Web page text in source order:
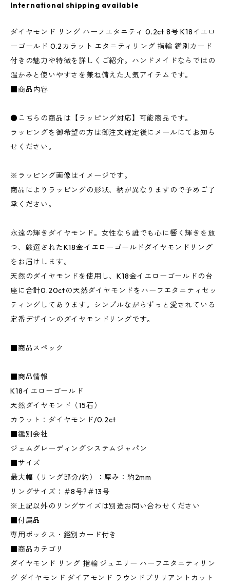
International shipping available
ダイヤモンド リング ハーフエタニティ 0.2ct 8号 K18イエロ
ーゴールド 0.2カラット エタニティリング 指輪 鑑別カード
付きの魅力や特徴を詳しくご紹介。ハンドメイドならではの
温かみと使いやすさを兼ね備えた人気アイテムです。
■商品内容
●こちらの商品は【ラッピング対応】可能商品です。
ラッピングを御希望の方は御注文確定後にメールにてお知ら
せください。
※ラッピング画像はイメージです。
商品によりラッピングの形状、柄が異なりますので予めご了
承ください。
永遠の輝きダイヤモンド。女性なら誰でも心に響く輝きを放
つ、厳選されたK18金イエローゴールドダイヤモンドリング
をお届けします。
天然のダイヤモンドを使用し、K18金イエローゴールドの台
座に合計0.20ctの天然ダイヤモンドをハーフエタニティセッ
ティングしてあります。シンプルながらずっと愛されている
定番デザインのダイヤモンドリングです。
■商品スペック
■商品情報
K18イエローゴールド
天然ダイヤモンド（15石）
カラット：ダイヤモンド/0.2ct
■鑑別会社
ジェムグレーディングシステムジャパン
■サイズ
最大幅（リング部分/約）：厚み：約2mm
リングサイズ：＃8号?＃13号
※上記以外のリングサイズは別途お問い合わせください
■付属品
専用ボックス・鑑別カード付き
■商品カテゴリ
ダイヤモンド リング 指輪 ジュエリー ハーフエタニティリン
グ ダイヤモンド ダイアモンド ラウンドブリリアントカット